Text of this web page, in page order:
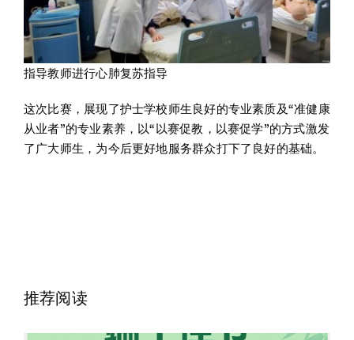
指导教师进行心肺复苏指导
这次比赛，展现了护士学校师生良好的专业素质及“准健康
从业者”的专业素养，以“以赛促教，以赛促学”的方式激发
了广大师生，为今后更好地服务群众打下了良好的基础。
推荐阅读